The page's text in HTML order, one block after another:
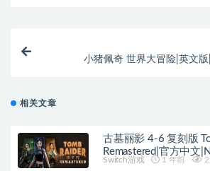
小猪佩奇 世界大冒险|英文
相关文章
古墓丽影 4-6 复刻版
Remastered|官方中文
Switch游戏 1 年前